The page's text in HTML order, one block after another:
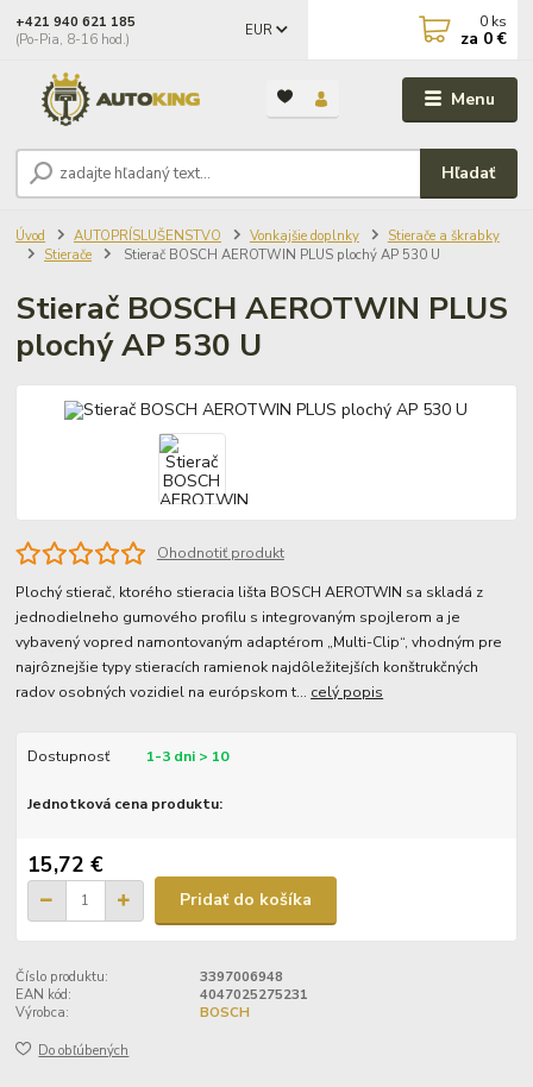
Menu
EUR
Hľadať
+421 940 621 185
(Po-Pia, 8-16 hod.)
0 ks
za 0 €
Úvod AUTOPRÍSLUŠENSTVO Vonkajšie doplnky
Stierače a škrabky
Stierače
Stierač BOSCH AEROTWIN PLUS plochý AP 530 U
Stierač BOSCH AEROTWIN PLUS
plochý AP 530 U
Ohodnotiť produkt
Plochý stierač, ktorého stieracia lišta BOSCH AEROTWIN sa skladá z
jednodielneho gumového profilu s integrovaným spojlerom a je
vybavený vopred namontovaným adaptérom „Multi-Clip“, vhodným pre
najrôznejšie typy stieracích ramienok najdôležitejších konštrukčných
radov osobných vozidiel na európskom t... celý popis
Dostupnosť 1-3 dni > 10
Jednotková cena produktu:
15,72 €
Pridať do košíka
Číslo produktu:
3397006948
EAN kód:
4047025275231
Výrobca:
BOSCH
Do obľúbených